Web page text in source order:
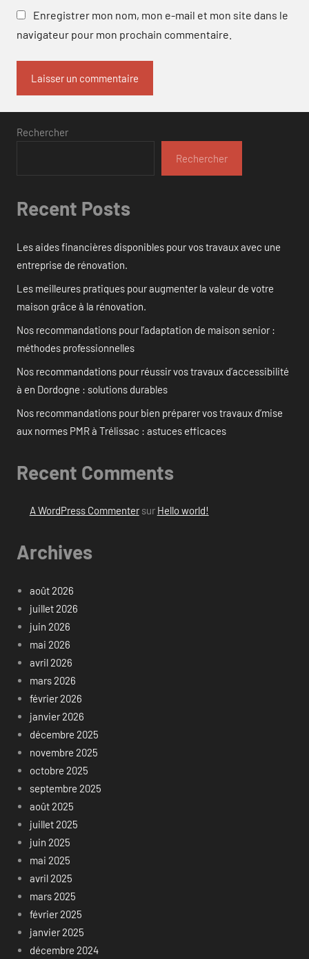
Enregistrer mon nom, mon e-mail et mon site dans le
navigateur pour mon prochain commentaire.
Rechercher
Rechercher
Recent Posts
Les aides financières disponibles pour vos travaux avec une
entreprise de rénovation.
Les meilleures pratiques pour augmenter la valeur de votre
maison grâce à la rénovation.
Nos recommandations pour l’adaptation de maison senior :
méthodes professionnelles
Nos recommandations pour réussir vos travaux d’accessibilité
à en Dordogne : solutions durables
Nos recommandations pour bien préparer vos travaux d’mise
aux normes PMR à Trélissac : astuces efficaces
Recent Comments
A WordPress Commentersur Hello world!
Archives
août 2026
juillet 2026
juin 2026
mai 2026
avril 2026
mars 2026
février 2026
janvier 2026
décembre 2025
novembre 2025
octobre 2025
septembre 2025
août 2025
juillet 2025
juin 2025
mai 2025
avril 2025
mars 2025
février 2025
janvier 2025
décembre 2024